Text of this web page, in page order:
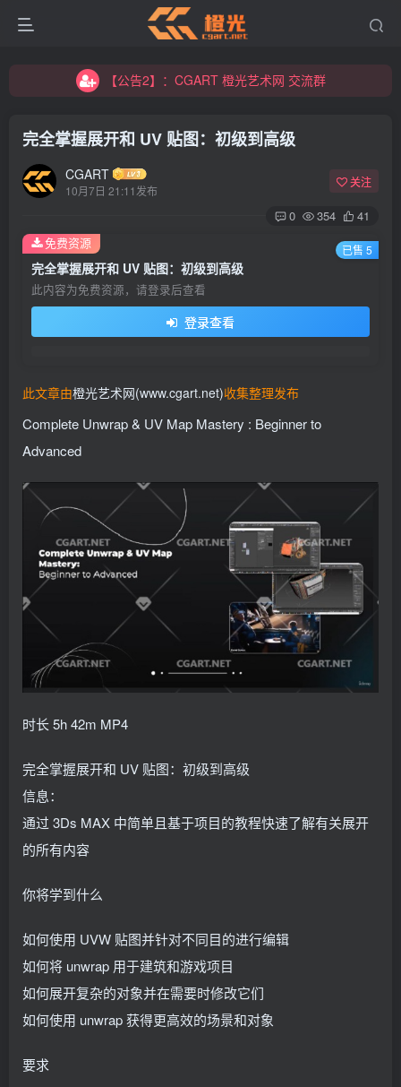
【公告2】：CGART 橙光艺术网 交流群
【公告2】：CGART 橙光艺术网 交流群
完全掌握展开和 UV 贴图：初级到高级
CGART
10月7日 21:11发布
关注
0 354 41
完全掌握展开和 UV 贴图：初级到高级
此内容为免费资源，请登录后查看
登录查看
免费资源 已售 5
此文章由橙光艺术网(www.cgart.net)收集整理发布
Complete Unwrap & UV Map Mastery : Beginner to
Advanced
时长 5h 42m MP4
完全掌握展开和 UV 贴图：初级到高级
信息：
通过 3Ds MAX 中简单且基于项目的教程快速了解有关展开
的所有内容
你将学到什么
如何使用 UVW 贴图并针对不同目的进行编辑
如何将 unwrap 用于建筑和游戏项目
如何展开复杂的对象并在需要时修改它们
如何使用 unwrap 获得更高效的场景和对象
要求
登录
没有账号？立即注册
登录密码
记住登录 找回密码
社交账号登录
QQ登录